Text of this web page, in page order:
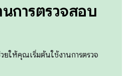
นการตรวจสอบ
ให้คุณเริ่มต้นใช้งานการตรวจ